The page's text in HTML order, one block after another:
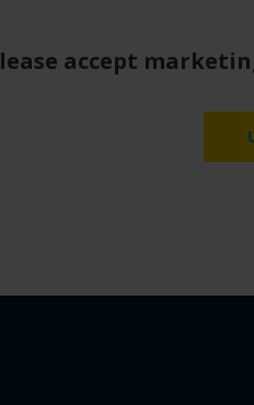
accept